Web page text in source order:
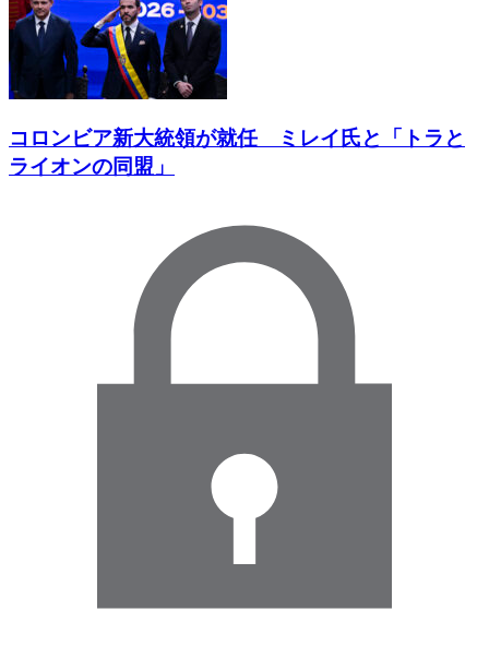
コロンビア新大統領が就任 ミレイ氏と「トラと
ライオンの同盟」